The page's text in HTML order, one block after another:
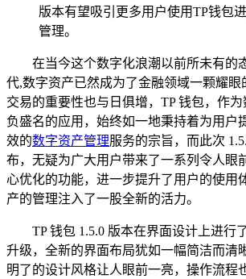
版本有望吸引更多用户使用TP钱包
管理。
在当今这个数字化浪潮以前所未有的
代,数字资产已然成为了金融领域一颗耀眼
交易的重要性也与日俱增，TP 钱包，作
负盛名的应用，始终如一地秉持着为用户
效的数字资产管理服务的宗旨，而此次
布，无疑为广大用户带来了一系列令人眼
心优化的功能，进一步提升了用户的使用
产的管理注入了一股全新的活力。
TP 钱包 1.5.0 版本在界面设计上进行
升级，全新的界面布局犹如一幅简洁而清
明了的设计风格让人眼前一亮，操作流程